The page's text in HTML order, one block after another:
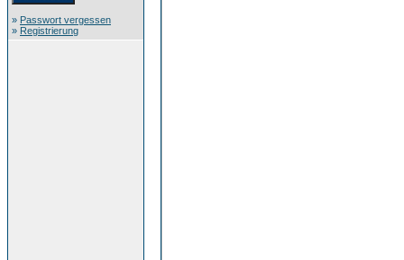
» Passwort vergessen
» Registrierung